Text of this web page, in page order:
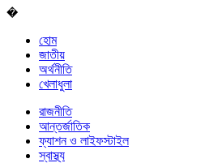
�
হোম
জাতীয়
অর্থনীতি
খেলাধুলা
রাজনীতি
আন্তর্জাতিক
ফ্যাশন ও লাইফস্টাইল
স্বাস্থ্য